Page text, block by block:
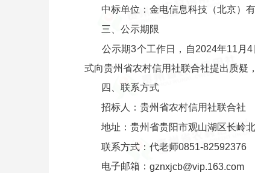
中标单位：金电信息科技（北京）
三、公示期限
公示期3个工作日，自2024年11月
式向贵州省农村信用社联合社提出质疑
四、联系方式
招标人：贵州省农村信用社联合社
地址：贵州省贵阳市观山湖区长岭
联系方式：代老师0851-82592376
电子邮箱： gznxjcb@vip.163.com